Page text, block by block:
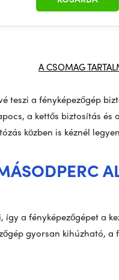
A CSOMAG
teszi a fényképezőgép
a kettős biztosítás és
közben is kéznél
a fényképezőgépet a
gyorsan kihúzható, a